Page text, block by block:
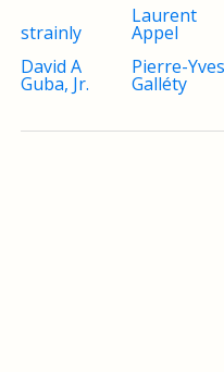
strainly
Laurent
Appel
David A
Guba, Jr.
Pierre-Yves
Galléty